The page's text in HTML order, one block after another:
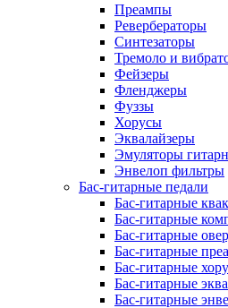
Преампы
Ревербераторы
Синтезаторы
Тремоло и
Фейзеры
Фленджеры
Фуззы
Хорусы
Эквалайзеры
Эмуляторы
Энвелоп фильтры
Бас-гитарные педали
Бас-гитарные
Бас-гитарные
Бас-гитарные
Бас-гитарные
Бас-гитарные
Бас-гитарные
Бас-гитарные